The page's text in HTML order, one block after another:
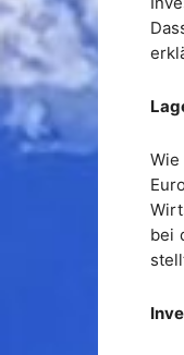
bei